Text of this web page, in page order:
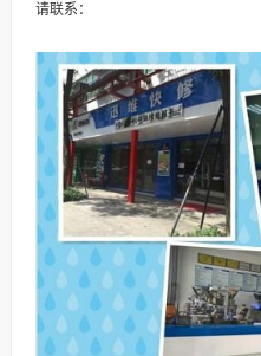
请联系：